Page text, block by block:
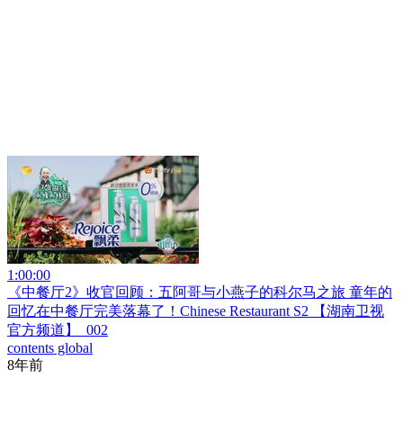
1:00:00
《中餐厅2》收官回顾：五阿哥与小燕子的科尔马之旅 童年的
回忆在中餐厅完美落幕了！Chinese Restaurant S2 【湖南卫视
官方频道】_002
contents global
8年前